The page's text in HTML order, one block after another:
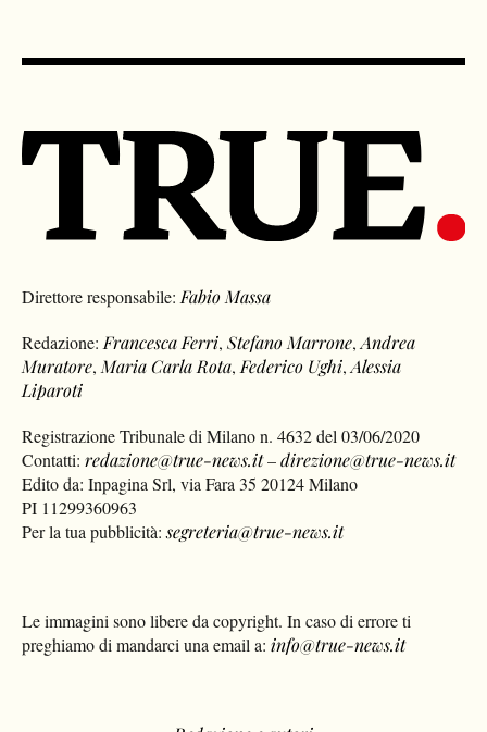
Direttore responsabile:Fabio Massa
Redazione:Francesca Ferri,Stefano Marrone,Andrea
Muratore,Maria Carla Rota,Federico Ughi,Alessia
Liparoti
Registrazione Tribunale di Milano n. 4632 del 03/06/2020
Contatti:redazione@true-news.it–direzione@true-news.it
Edito da: Inpagina Srl, via Fara 35 20124 Milano
PI 11299360963
Per la tua pubblicità:segreteria@true-news.it
Le immagini sono libere da copyright. In caso di errore ti
preghiamo di mandarci una email a: info@true-news.it